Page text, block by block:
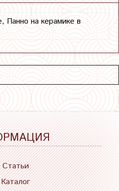
Панно на керамике в
Статьи
Каталог